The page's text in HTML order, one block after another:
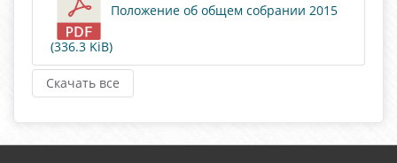
Положение об общем собрании 2015
(336.3 KiB)
Скачать все